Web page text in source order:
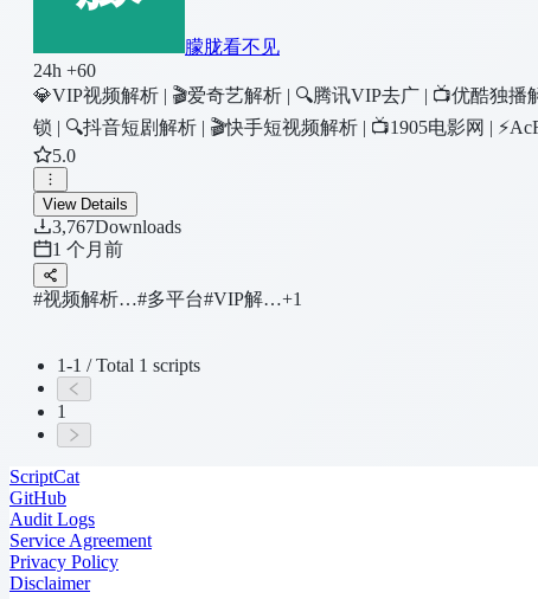
朦胧看不见
24h +60
💎VIP视频解析 | 🎬爱奇艺解析 | 🔍腾讯VIP去广 | 📺优酷独
锁 | 🔍抖音短剧解析 | 🎬快手短视频解析 | 📺1905电影网 |
🎞️热播剧/最新电影/独家综艺/国漫日番 | ⚡极速评估 | 🔄智能
5.0
View Details
3,767Downloads
1 个月前
#视频解析…#多平台#VIP解…+1
1-1 / Total 1 scripts
1
ScriptCat
GitHub
Audit Logs
Service Agreement
Privacy Policy
Disclaimer